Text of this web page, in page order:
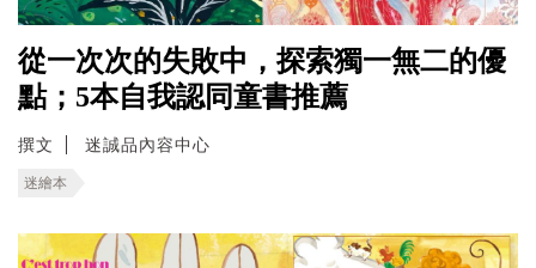
從一次次的失敗中，探索獨一無二的優
點；5本自我認同童書推薦
撰文 迷誠品內容中心
迷繪本